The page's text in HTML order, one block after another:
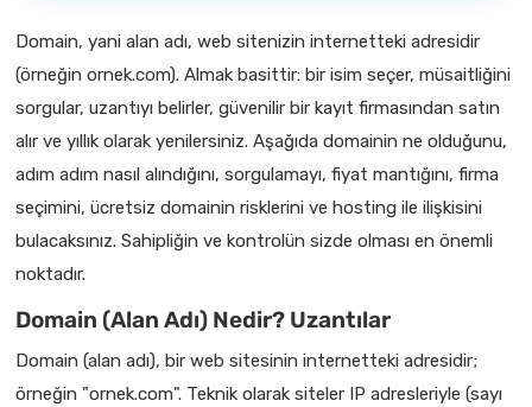
Domain, yani alan adı, web sitenizin internetteki adresidir
(örneğin ornek.com). Almak basittir: bir isim seçer, müsaitliğini
sorgular, uzantıyı belirler, güvenilir bir kayıt firmasından satın
alır ve yıllık olarak yenilersiniz. Aşağıda domainin ne olduğunu,
adım adım nasıl alındığını, sorgulamayı, fiyat mantığını, firma
seçimini, ücretsiz domainin risklerini ve hosting ile ilişkisini
bulacaksınız. Sahipliğin ve kontrolün sizde olması en önemli
noktadır.
Domain (Alan Adı) Nedir? Uzantılar
Domain (alan adı), bir web sitesinin internetteki adresidir;
örneğin "ornek.com". Teknik olarak siteler IP adresleriyle (sayı